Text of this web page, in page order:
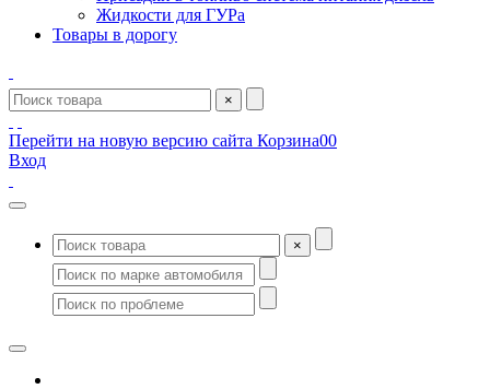
Жидкости для ГУРа
Товары в дорогу
×
Перейти на новую версию сайта Корзина00
Вход
×